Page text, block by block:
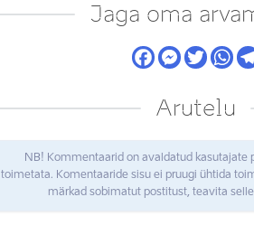
Jaga oma
Arutelu
NB! Kommentaarid on avaldatud kasutajate
toimetata. Komentaaride sisu ei pruugi ühtida
märkad sobimatut postitust, teavita